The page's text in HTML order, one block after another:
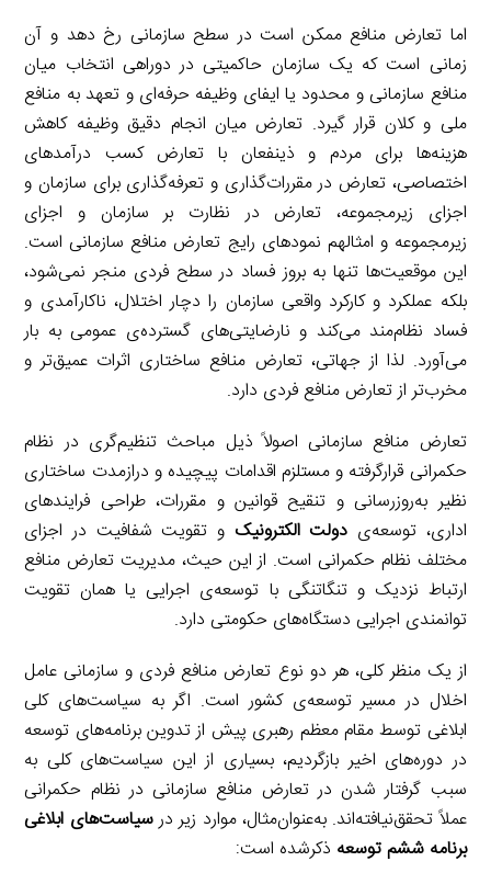
اما تعارض منافع ممکن است در سطح سازمانی رخ دهد و آن
زمانی است که یک سازمان حاکمیتی در دوراهی انتخاب میان
منافع سازمانی و محدود یا ایفای وظیفه حرفه‌ای و تعهد به منافع
ملی و کلان قرار گیرد. تعارض میان انجام دقیق وظیفه کاهش
هزینه‌ها برای مردم و ذینفعان با تعارض کسب درآمدهای
اختصاصی، تعارض در مقررات‌گذاری و تعرفه‌گذاری برای سازمان و
اجزای زیرمجموعه، تعارض در نظارت بر سازمان و اجزای
زیرمجموعه و امثالهم نمودهای رایج تعارض منافع سازمانی است.
این موقعیت‌ها تنها به بروز فساد در سطح فردی منجر نمی‌شود،
بلکه عملکرد و کارکرد واقعی سازمان را دچار اختلال، ناکارآمدی و
فساد نظام‌مند می‌کند و نارضایتی‌های گسترده‌ی عمومی به بار
می‌آورد. لذا از جهاتی، تعارض منافع ساختاری اثرات عمیق‌تر و
مخرب‌تر از تعارض منافع فردی دارد.
تعارض منافع سازمانی اصولاً ذیل مباحث تنظیم‌گری در نظام
حکمرانی قرارگرفته و مستلزم اقدامات پیچیده و درازمدت ساختاری
نظیر به‌روزرسانی و تنقیح قوانین و مقررات، طراحی فرایندهای
اداری، توسعه‌ی دولت الکترونیک و تقویت شفافیت در اجزای
مختلف نظام حکمرانی است. از این حیث، مدیریت تعارض منافع
ارتباط نزدیک و تنگاتنگی با توسعه‌ی اجرایی یا همان تقویت
توانمندی اجرایی دستگاه‌های حکومتی دارد.
از یک منظر کلی، هر دو نوع تعارض منافع فردی و سازمانی عامل
اخلال در مسیر توسعه‌ی کشور است. اگر به سیاست‌های کلی
ابلاغی توسط مقام معظم رهبری پیش از تدوین برنامه‌های توسعه
در دوره‌های اخیر بازگردیم، بسیاری از این سیاست‌های کلی به
سبب گرفتار شدن در تعارض منافع سازمانی در نظام حکمرانی
عملاً تحقق‌نیافته‌اند. به‌عنوان‌مثال، موارد زیر درسیاست‌های ابلاغی
برنامه ششم توسعه ذکرشده است: